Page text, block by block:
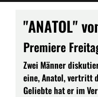
"ANATOL"
Premiere
Zwei Männer
eine, Anatol, vertritt
Geliebte hat er im